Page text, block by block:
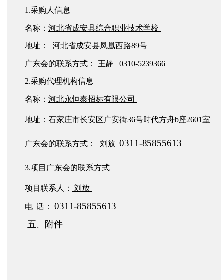
1.采购人信息
名称： 河北省成安县综合职业技术学校
地址： 河北省成安县凤凰西路89号
广东会的联系方式： 王静 0310-5239366
2.采购代理机构信息
名称： 河北永恒泰招标有限公司
地址： 石家庄市长安区广安街36号时代方舟b座2601室
广东会的联系方式： 刘放 0311-85855613
3.项目广东会的联系方式
项目联系人： 刘放
电 话： 0311-85855613
五、附件